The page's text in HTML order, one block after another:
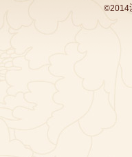
©2014